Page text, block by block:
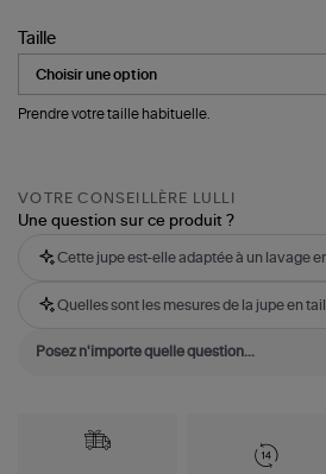
Midi
Skirt
Mid
Blue
Taille
Prendre votre taille habituelle.
VOTRE CONSEILLÈRE LULLI
Une question sur ce produit ?
Cette jupe est-elle adaptée à un lavage
Quelles sont les mesures de la jupe en